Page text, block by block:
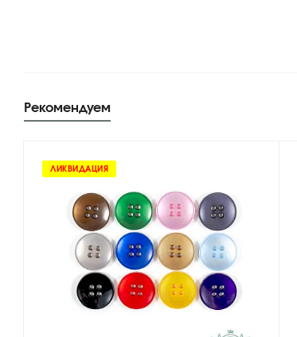
Рекомендуем
ЛИКВИДАЦИЯ